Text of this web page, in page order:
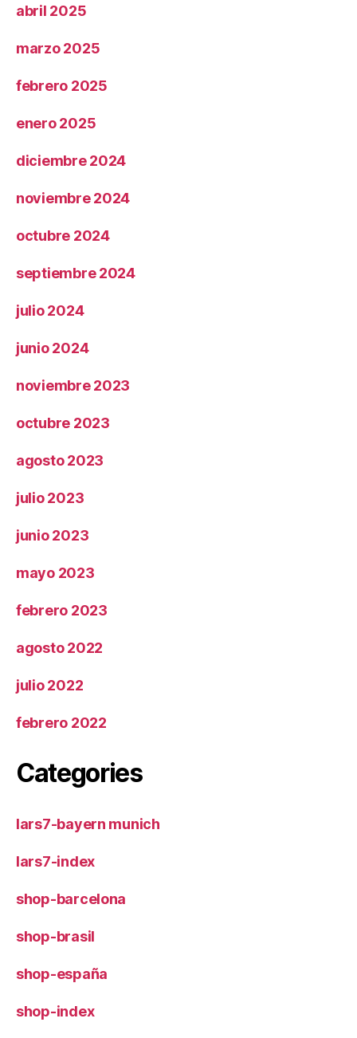
abril 2025
marzo 2025
febrero 2025
enero 2025
diciembre 2024
noviembre 2024
octubre 2024
septiembre 2024
julio 2024
junio 2024
noviembre 2023
octubre 2023
agosto 2023
julio 2023
junio 2023
mayo 2023
febrero 2023
agosto 2022
julio 2022
febrero 2022
Categories
lars7-bayern munich
lars7-index
shop-barcelona
shop-brasil
shop-españa
shop-index